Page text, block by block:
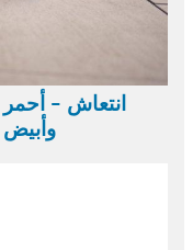
انتعاش - أحمر
وأبيض